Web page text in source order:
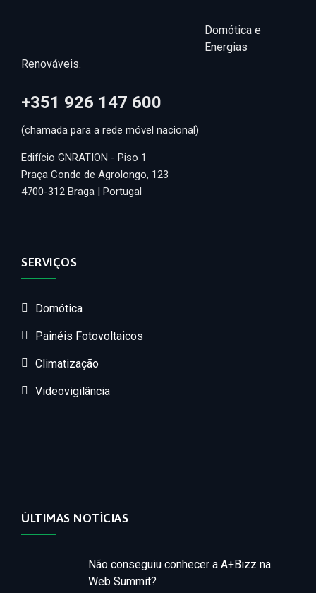
Domótica e
Energias
Renováveis.
+351 926 147 600
(chamada para a rede móvel nacional)
Edifício GNRATION - Piso 1
Praça Conde de Agrolongo, 123
4700-312 Braga | Portugal
SERVIÇOS
Domótica
Painéis Fotovoltaicos
Climatização
Videovigilância
ÚLTIMAS NOTÍCIAS
Não conseguiu conhecer a A+Bizz na
Web Summit?